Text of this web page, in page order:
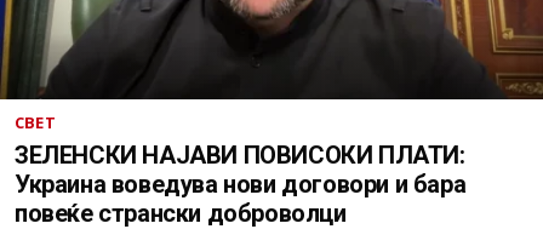
СВЕТ
ЗЕЛЕНСКИ НАЈАВИ ПОВИСОКИ ПЛАТИ:
Украина воведува нови договори и бара
повеќе странски доброволци